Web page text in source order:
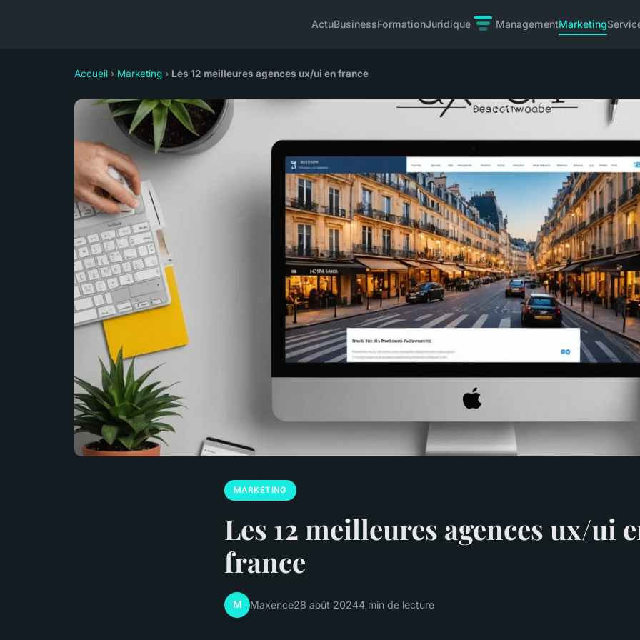
ActuBusinessFormationJuridique ManagementMarketing
Accueil › Marketing › Les 12 meilleures agences ux/ui en france
MARKETING
Les 12 meilleures agences ux/ui
france
M Maxence28 août 20244 min de lecture